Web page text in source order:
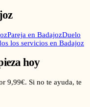
Pareja en BadajozDuelo
los servicios en Badajoz
hoy
9,99€. Si no te ayuda, te